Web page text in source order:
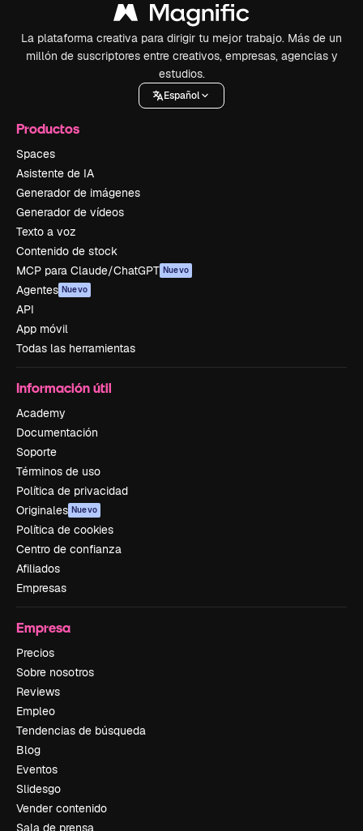
La plataforma creativa para dirigir tu mejor trabajo. Más de un
millón de suscriptores entre creativos, empresas, agencias y
estudios.
Español
Productos
Spaces
Asistente de IA
Generador de imágenes
Generador de vídeos
Texto a voz
Contenido de stock
MCP para Claude/ChatGPT Nuevo
Agentes Nuevo
API
App móvil
Todas las herramientas
Información útil
Academy
Documentación
Soporte
Términos de uso
Política de privacidad
Originales Nuevo
Política de cookies
Centro de confianza
Afiliados
Empresas
Empresa
Precios
Sobre nosotros
Reviews
Empleo
Tendencias de búsqueda
Blog
Eventos
Slidesgo
Vender contenido
Sala de prensa